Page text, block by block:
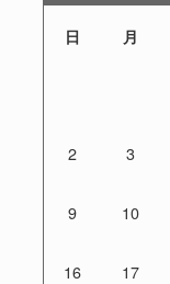
日 月
2 3
9 10
16 17